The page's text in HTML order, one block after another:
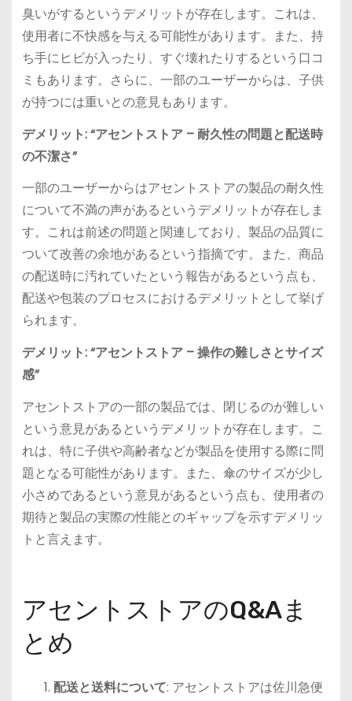
臭いがするというデメリットが存在します。これは、
使用者に不快感を与える可能性があります。また、持
ち手にヒビが入ったり、すぐ壊れたりするという口コ
ミもあります。さらに、一部のユーザーからは、子供
が持つには重いとの意見もあります。
デメリット: “アセントストア – 耐久性の問題と配送時
の不潔さ”
一部のユーザーからはアセントストアの製品の耐久性
について不満の声があるというデメリットが存在しま
す。これは前述の問題と関連しており、製品の品質に
ついて改善の余地があるという指摘です。また、商品
の配送時に汚れていたという報告があるという点も、
配送や包装のプロセスにおけるデメリットとして挙げ
られます。
デメリット: “アセントストア – 操作の難しさとサイズ
感”
アセントストアの一部の製品では、閉じるのが難しい
という意見があるというデメリットが存在します。こ
れは、特に子供や高齢者などが製品を使用する際に問
題となる可能性があります。また、傘のサイズが少し
小さめであるという意見があるという点も、使用者の
期待と製品の実際の性能とのギャップを示すデメリッ
トと言えます。
アセントストアのQ&Aま
とめ
配送と送料について: アセントストアは佐川急便